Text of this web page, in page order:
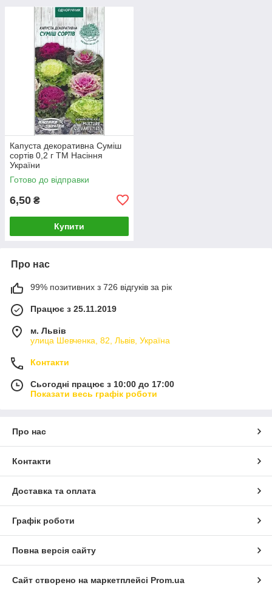
Капуста декоративна Суміш
сортів 0,2 г ТМ Насіння
України
Готово до відправки
6,50 ₴
Купити
Про нас
99% позитивних з 726 відгуків за рік
Працює з 25.11.2019
м. Львів
улица Шевченка, 82, Львів, Україна
Контакти
Сьогодні працює з 10:00 до 17:00
Показати весь графік роботи
Про нас
Контакти
Доставка та оплата
Графік роботи
Повна версія сайту
Сайт створено на маркетплейсі Prom.ua